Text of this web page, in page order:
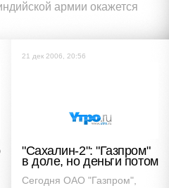
армии окажется
21 дек 2006, 20:56
"Сахалин-2": "Газпром"
в доле, но деньги потом
Сегодня ОАО "Газпром",